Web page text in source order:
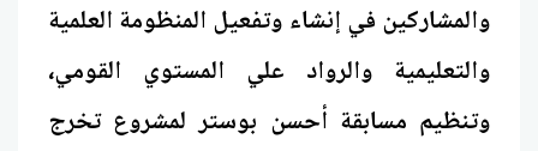
والمشاركين في إنشاء وتفعيل المنظومة العلمية
والتعليمية والرواد علي المستوي القومي،
وتنظيم مسابقة أحسن بوستر لمشروع تخرج